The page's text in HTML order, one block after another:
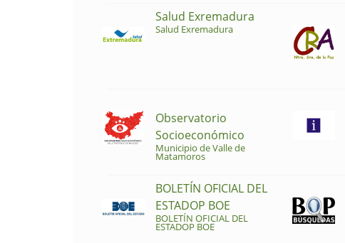
Salud Exremadura
Salud Exremadura
Observatorio
Socioeconómico
Municipio de Valle de
Matamoros
BOLETÍN OFICIAL DEL
ESTADOP BOE
BOLETÍN OFICIAL DEL
ESTADOP BOE